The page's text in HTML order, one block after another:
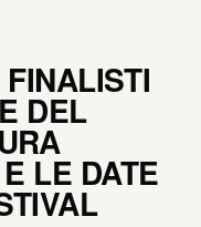
DEL
LE DATE